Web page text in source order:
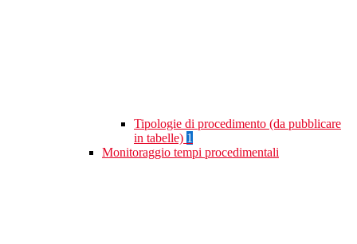
Tipologie di procedimento (da pubblicare
in tabelle) 1
Monitoraggio tempi procedimentali